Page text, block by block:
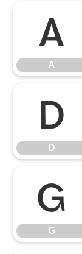
A
A
D
D
G
G